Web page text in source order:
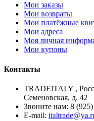
Мои заказы
Мои возвраты
Мои платёжные
Мои адреса
Моя личная
Мои купоны
Контакты
TRADEITALY ,
Семеновская, д. 42
Звоните нам: 8
E-mail: